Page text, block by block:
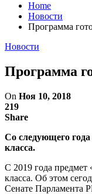
Home
Новости
Программа
Новости
Программа
On Ноя 10, 2018
219
Share
Со следующего
класса.
С 2019 года предмет
класса. Об этом
Сенате Парламента